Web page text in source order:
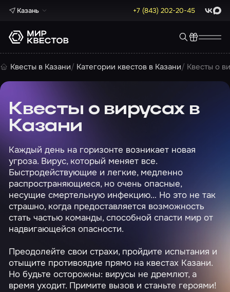
Казань +7 (843) 202-20-45 Max
Квесты в Казани Категории квестов в Казани Квесты о
Квесты о вирусах в
Казани
Каждый день на горизонте возникает новая
угроза. Вирус, который меняет все.
Быстродействующие и легкие, медленно
распространяющиеся, но очень опасные,
несущие смертельную инфекцию… Но это не так
страшно, когда предоставляется возможность
стать частью команды, способной спасти мир от
надвигающейся опасности.
Преодолейте свои страхи, пройдите испытания и
отыщите противоядие прямо на квестах Казани.
Но будьте осторожны: вирусы не дремлют, а
время уходит. Примите вызов и станьте героями!